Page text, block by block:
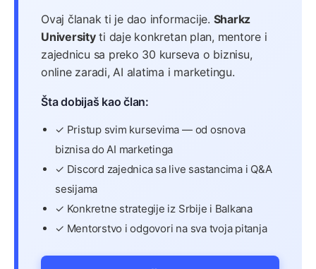
Ovaj članak ti je dao informacije. Sharkz
Universityti daje konkretan plan, mentore i
zajednicu sa preko 30 kurseva o biznisu,
online zaradi, AI alatima i marketingu.
Šta dobijaš kao član:
✓ Pristup svim kursevima — od osnova
biznisa do AI marketinga
✓ Discord zajednica sa live sastancima i Q&A
sesijama
✓ Konkretne strategije iz Srbije i Balkana
✓ Mentorstvo i odgovori na sva tvoja pitanja